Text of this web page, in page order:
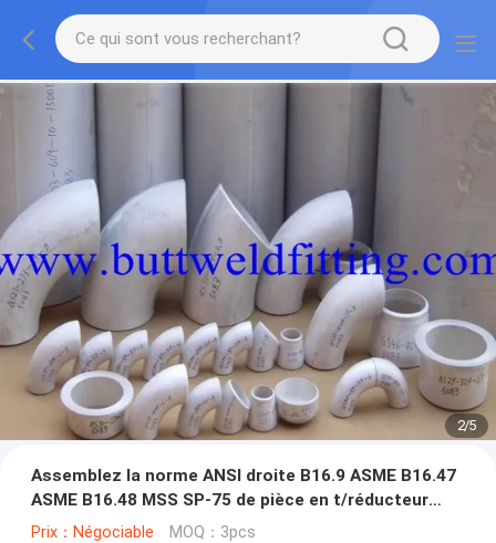
2/5
Assemblez la norme ANSI droite B16.9 ASME B16.47
ASME B16.48 MSS SP-75 de pièce en t/réducteur
ASME d'extrémité de souche
Prix：Négociable MOQ：3pcs